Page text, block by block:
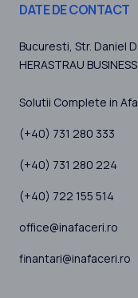
DATE DE CONTACT
Bucuresti, Str. Daniel
HERASTRAU
Solutii Complete in
(+40) 731 280 333
(+40) 731 280 224
(+40) 722 155 514
office@inafaceri.ro
finantari@inafaceri.ro